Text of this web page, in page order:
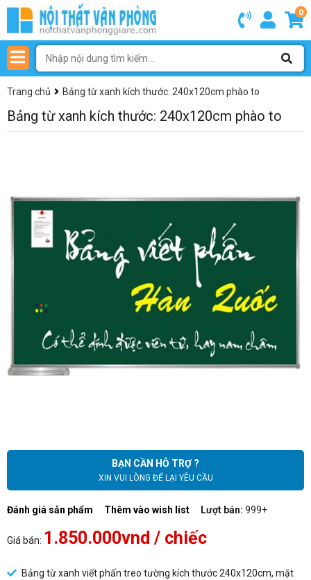
0
Trang chủ Bảng từ xanh kích thước: 240x120cm phào to
Bảng từ xanh kích thước: 240x120cm phào to
BẠN CẦN HỖ TRỢ ?
XIN VUI LÒNG ĐỂ LẠI YÊU CẦU
Đánh giá sản phẩm Thêm vào wish list Lượt bán: 999+
Giá bán: 1.850.000vnd / chiếc
Bảng từ xanh viết phấn treo tường kích thước 240x120cm, mặt